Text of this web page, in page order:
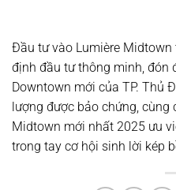
Đầu tư vào Lumière
định đầu tư thông minh, đón
Downtown mới của TP. Thủ
lượng được bảo chứng, cùng
Midtown mới nhất 2025 ưu
trong tay cơ hội sinh lời kép